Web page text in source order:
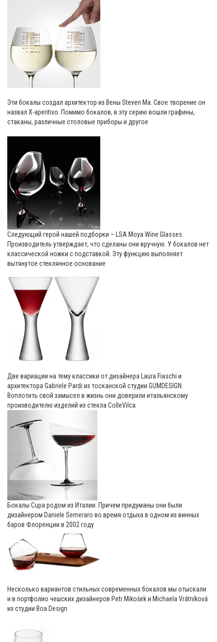
Эти бокалы создал архитектор из Вены Steven Ma. Свое творение он
назвал X-aperitivo. Помимо бокалов, в эту серию вошли графины,
стаканы, различные столовые приборы и другое
Следующий герой нашей подборки – LSA Moya Wine Glasses.
Производитель утверждает, что сделаны они вручную. У бокалов нет
классической ножки с подставкой. Эту функцию выполняет
вытянутое стеклянное основание
Две вариации на тему классики от дизайнера Laura Fiaschi и
архитектора Gabriele Pardi из тосканской студии GUMDESIGN.
Воплотить свой замысел в жизнь они доверили итальянскому
производителю изделий из стекла ColleVilca
Бокалы Cupa родом из Италии. Причем придуманы они были
дизайнером Daniele Semeraro во время отдыха в одном из винных
баров Флоренции в 2002 году
Несколько вариантов стильных современных бокалов мы отыскали
и в портфолио чешских дизайнеров Petr Mikošek и Michaela Vrátníková
из студии Boa Design